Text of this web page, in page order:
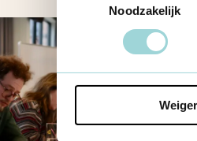
Noodzakelijk
Basisopleiding
open
2026